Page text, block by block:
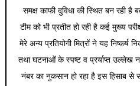
समक्ष काफी दुविधा की स्थित बन रही है
टीम को भी प्रतीत हो रही है कई मुख्य
मेरे अन्य प्रतियोगी मित्रों ने यह निष्कर्ष
तथा घटनाओं के स्पष्ट व प्रर्याप्त उल्लेख
नंबर का नुकसान हो रहा है इस हिसाब से